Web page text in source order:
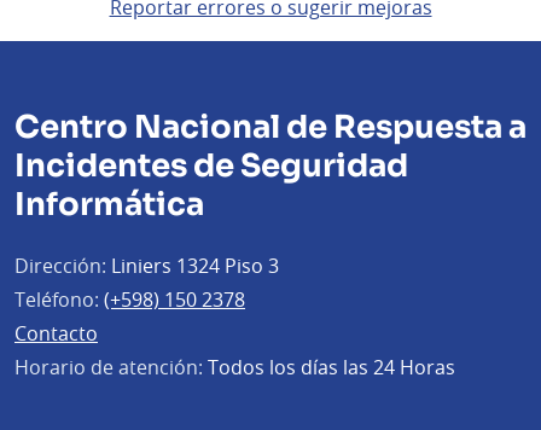
Reportar errores o sugerir mejoras
Centro Nacional de Respuesta a
Incidentes de Seguridad
Informática
Dirección: Liniers 1324 Piso 3
Teléfono: (+598) 150 2378
Contacto
Horario de atención: Todos los días las 24 Horas